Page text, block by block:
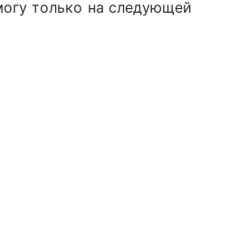
только на следующей